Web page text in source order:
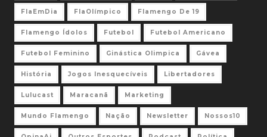
FlaEmDia FlaOlímpico Flamengo De 19
Flamengo Ídolos Futebol Futebol Americano
Futebol Feminino Ginástica Olimpica Gávea
História Jogos Inesquecíveis Libertadores
Lulucast Maracanã Marketing
Mundo Flamengo Nação Newsletter Nossos10